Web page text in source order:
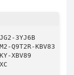
3YJ6B
Q9T2R-KBV83
XBV89